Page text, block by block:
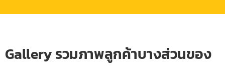
Gallery รวมภาพลูกค้าบางส่วนของ